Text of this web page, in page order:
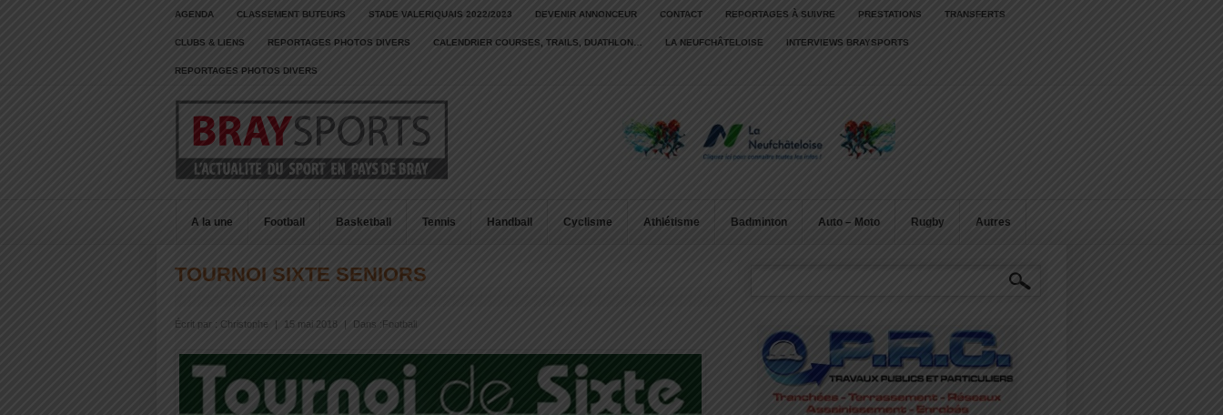
AGENDA CLASSEMENT BUTEURS STADE VALERIQUAIS 2022/2023 DEVENIR ANNONCEUR CONTACT REPORTAGES À SUIVRE PRESTATIONS TRANSFERTS
CLUBS & LIENS REPORTAGES PHOTOS DIVERS CALENDRIER COURSES, TRAILS, DUATHLON… LA NEUFCHÂTELOISE INTERVIEWS BRAYSPORTS
REPORTAGES PHOTOS DIVERS
A la une Football Basketball Tennis Handball Cyclisme Athlétisme Badminton Auto – Moto Rugby Autres
TOURNOI SIXTE SENIORS
Écrit par : Christophe 15 mai 2018 | Dans : Football